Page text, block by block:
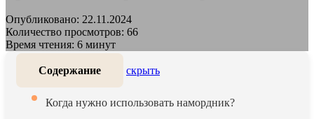
Опубликовано: 22.11.2024
Количество просмотров: 66
Время чтения: 6 минут
Содержание скрыть
Когда нужно использовать намордник?